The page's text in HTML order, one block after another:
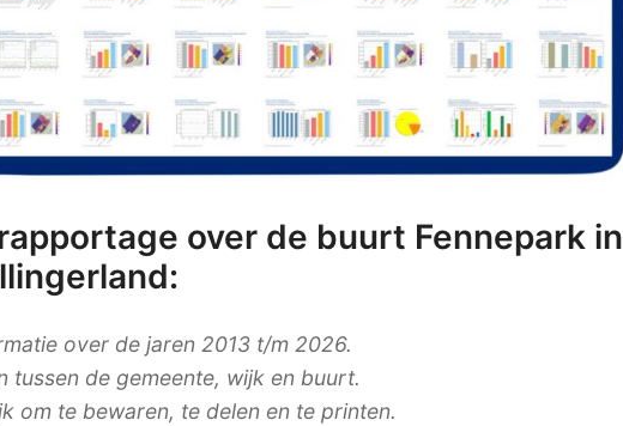
over de buurt Fennepark in
over de jaren 2013 t/m 2026.
tussen de gemeente, wijk en buurt.
om te bewaren, te delen en te printen.